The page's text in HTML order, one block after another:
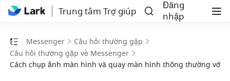
Trung tâm Trợ giúp
Đăng
nhập
Messenger
Câu hỏi thường gặp
Câu hỏi thường gặp về Messenger
Cách chụp ảnh màn hình và quay màn hình thông thường với